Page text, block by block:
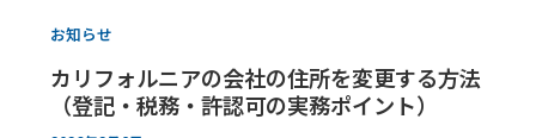
お知らせ
カリフォルニアの会社の住所を変更する方法
（登記・税務・許認可の実務ポイント）